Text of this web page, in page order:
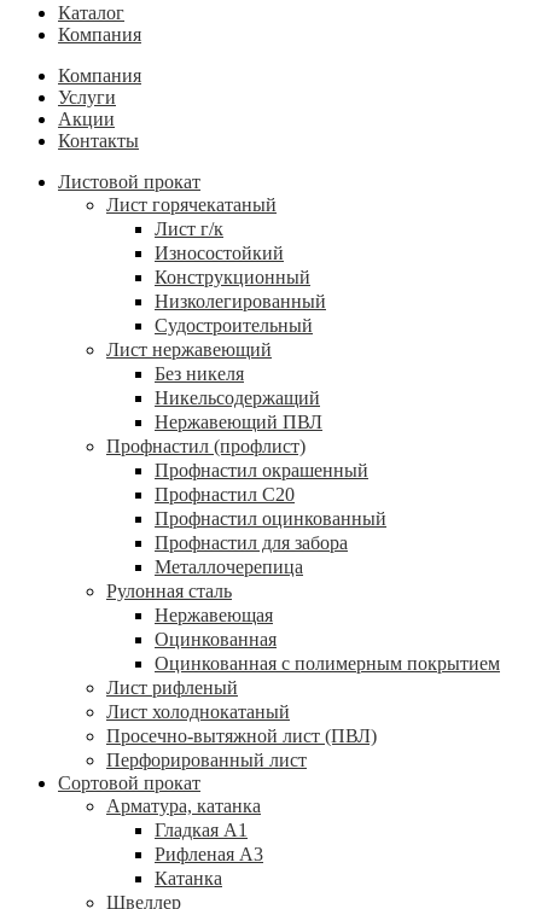
Каталог
Компания
Компания
Услуги
Акции
Контакты
Листовой прокат
Лист горячекатаный
Лист г/к
Износостойкий
Конструкционный
Низколегированный
Судостроительный
Лист нержавеющий
Без никеля
Никельсодержащий
Нержавеющий ПВЛ
Профнастил (профлист)
Профнастил окрашенный
Профнастил С20
Профнастил оцинкованный
Профнастил для забора
Металлочерепица
Рулонная сталь
Нержавеющая
Оцинкованная
Оцинкованная с полимерным покрытием
Лист рифленый
Лист холоднокатаный
Просечно-вытяжной лист (ПВЛ)
Перфорированный лист
Сортовой прокат
Арматура, катанка
Гладкая А1
Рифленая А3
Катанка
Швеллер